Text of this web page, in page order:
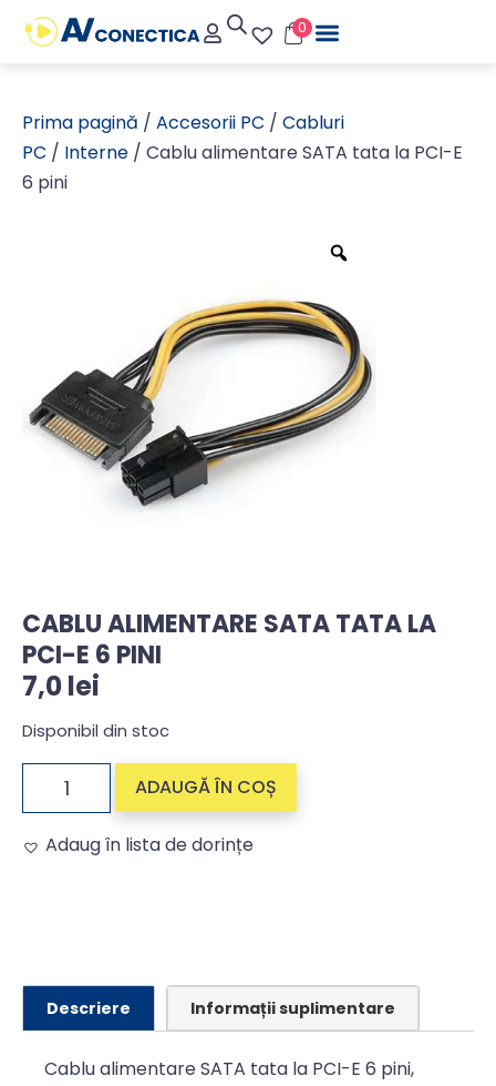
0
Prima pagină / Accesorii PC / Cabluri
PC / Interne / Cablu alimentare SATA tata la PCI-E
6 pini
CABLU ALIMENTARE SATA TATA LA
PCI-E 6 PINI
7,0lei
Disponibil din stoc
ADAUGĂ ÎN COȘ
Adaug în lista de dorințe
Descriere Informații suplimentare
Cablu alimentare SATA tata la PCI-E 6 pini,